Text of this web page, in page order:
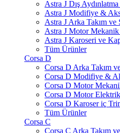
Astra J Dış
Astra J Modifiye &
Astra J Arka Takım ve
Astra J Motor Mekanik
Astra J Karoseri ve
Tüm Ürünler
Corsa D
Corsa D Arka Takım
Corsa D Modifiye &
Corsa D Motor
Corsa D Motor Elektrik
Corsa D Karoser iç
Tüm Ürünler
Corsa C
Corsa C Arka Takım